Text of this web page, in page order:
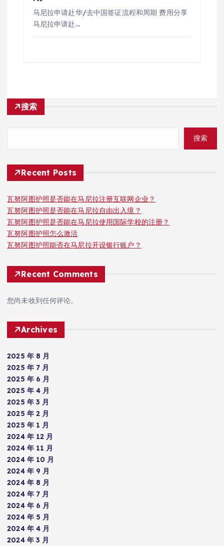
马尼拉申请赴华/去中国签证流程和周期 费用分享
马尼拉申请赴…
搜索
搜索
Recent Posts
瓦努阿图护照是否能在马尼拉注册互联网企业？
瓦努阿图护照是否能在马尼拉自由出入境？
瓦努阿图护照是否能在马尼拉使用国际学校的注册？
瓦努阿图护照怎么激活
瓦努阿图护照能否在马尼拉开设银行账户？
Recent Comments
您尚未收到任何评论。
Archives
2025 年 8 月
2025 年 7 月
2025 年 6 月
2025 年 4 月
2025 年 3 月
2025 年 2 月
2025 年 1 月
2024 年 12 月
2024 年 11 月
2024 年 10 月
2024 年 9 月
2024 年 8 月
2024 年 7 月
2024 年 6 月
2024 年 5 月
2024 年 4 月
2024 年 3 月